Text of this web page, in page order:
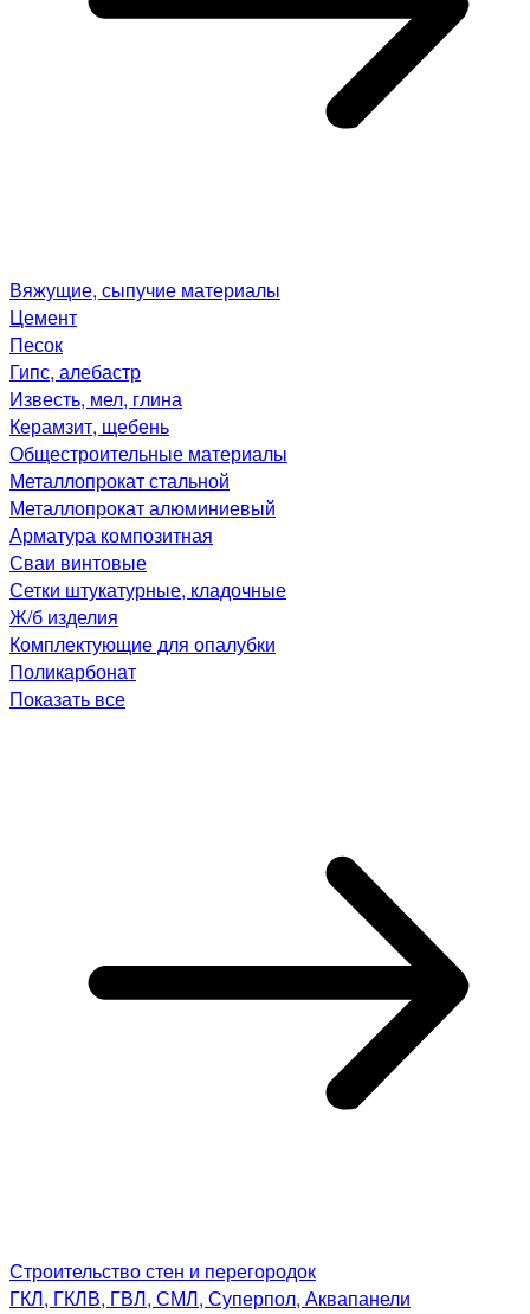
Вяжущие, сыпучие материалы
Цемент
Песок
Гипс, алебастр
Известь, мел, глина
Керамзит, щебень
Общестроительные материалы
Металлопрокат стальной
Металлопрокат алюминиевый
Арматура композитная
Сваи винтовые
Сетки штукатурные, кладочные
Ж/б изделия
Комплектующие для опалубки
Поликарбонат
Показать все
Строительство стен и перегородок
ГКЛ, ГКЛВ, ГВЛ, СМЛ, Суперпол, Аквапанели